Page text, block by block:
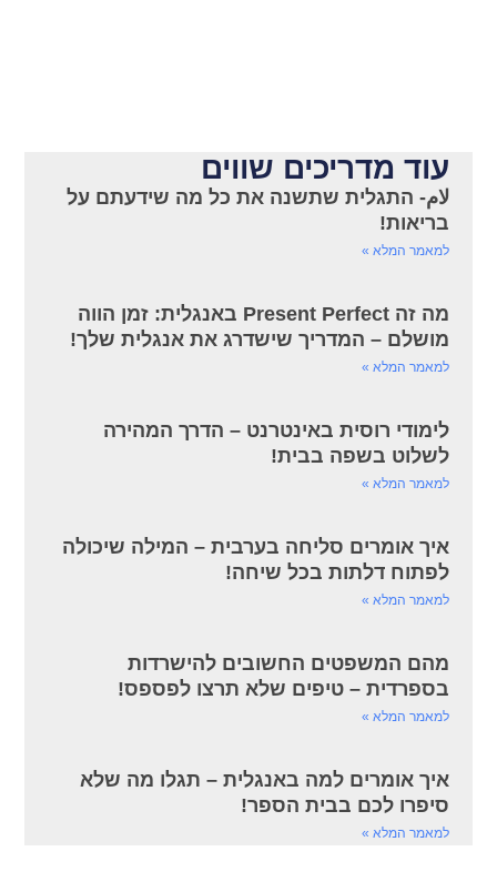
עוד מדריכים שווים
لام- התגלית שתשנה את כל מה שידעתם על
בריאות!
למאמר המלא »
מה זה Present Perfect באנגלית: זמן הווה
מושלם – המדריך שישדרג את אנגלית שלך!
למאמר המלא »
לימודי רוסית באינטרנט – הדרך המהירה
לשלוט בשפה בבית!
למאמר המלא »
איך אומרים סליחה בערבית – המילה שיכולה
לפתוח דלתות בכל שיחה!
למאמר המלא »
מהם המשפטים החשובים להישרדות
בספרדית – טיפים שלא תרצו לפספס!
למאמר המלא »
איך אומרים למה באנגלית – תגלו מה שלא
סיפרו לכם בבית הספר!
למאמר המלא »